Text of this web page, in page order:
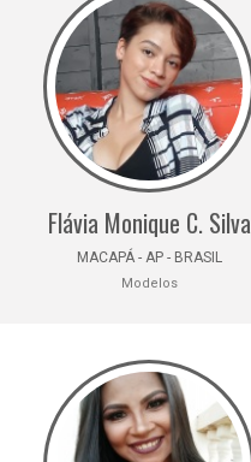
Flávia Monique C. Silva
MACAPÁ - AP - BRASIL
Modelos